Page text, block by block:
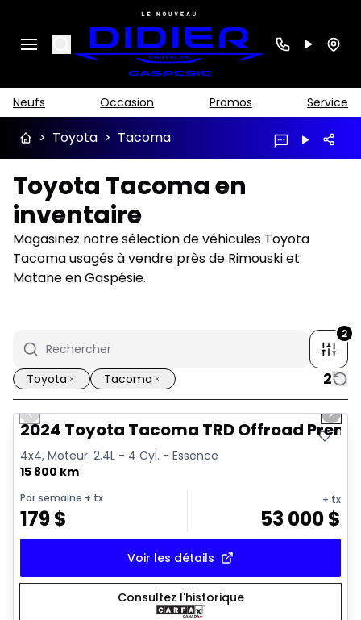
Search
Neufs Occasion Promos Service
> Toyota > Tacoma
Toyota Tacoma en
inventaire
Magasinez notre sélection de véhicules Toyota
Tacoma usagés à vendre près de Rimouski et
Matane en Gaspésie.
2
Toyota Tacoma 2
Très bonne offre
Previous slide Next
2024 Toyota Tacoma TRD Offroad
4x4, Moteur: 2.4L - 4 Cyl. - Essence
15 800 km
Par semaine + tx
179$
+ tx
53 000$
Voir les détails
Consultez l'historique